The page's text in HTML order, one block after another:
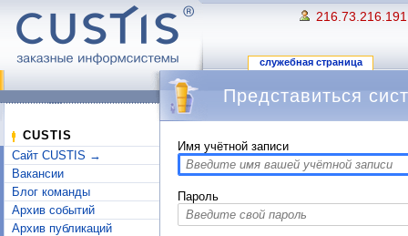
216.73.216.191
служебная страница
CUSTIS
Сайт CUSTIS →
Вакансии
Блог команды
Архив событий
Архив публикаций
Представиться
Имя учётной записи
Пароль